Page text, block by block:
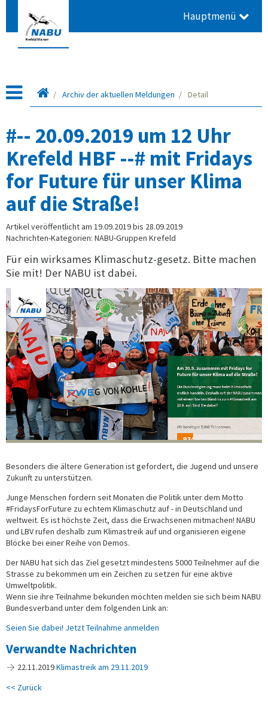
Hauptmenü
Startseite
Archiv der aktuellen Meldungen Detail
#-- 20.09.2019 um 12 Uhr
Krefeld HBF --# mit Fridays
for Future für unser Klima
auf die Straße!
Artikel veröffentlicht am 19.09.2019 bis 28.09.2019
Nachrichten-Kategorien: NABU-Gruppen Krefeld
Für ein wirksames Klimaschutz-gesetz. Bitte machen
Sie mit! Der NABU ist dabei.
Besonders die ältere Generation ist gefordert, die Jugend und unsere
Zukunft zu unterstützen.
Junge Menschen fordern seit Monaten die Politik unter dem Motto
#FridaysForFuture zu echtem Klimaschutz auf - in Deutschland und
weltweit. Es ist höchste Zeit, dass die Erwachsenen mitmachen! NABU
und LBV rufen deshalb zum Klimastreik auf und organisieren eigene
Blöcke bei einer Reihe von Demos.
Der NABU hat sich das Ziel gesetzt mindestens 5000 Teilnehmer auf die
Strasse zu bekommen um ein Zeichen zu setzen für eine aktive
Umweltpolitik.
Wenn sie ihre Teilnahme bekunden möchten melden sie sich beim NABU
Bundesverband unter dem folgenden Link an:
Seien Sie dabei! Jetzt Teilnahme anmelden
Verwandte Nachrichten
22.11.2019Klimastreik am 29.11.2019
<< Zurück